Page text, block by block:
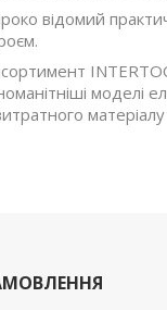
відомий
моделі